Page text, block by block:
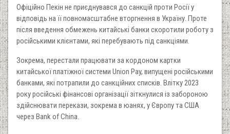
Офіційно Пекін не приєднувався до санкцій проти Росії у
відповідь на її повномасштабне вторгнення в Україну. Проте
після введення обмежень китайські банки скоротили роботу з
російськими клієнтами, які перебувають під санкціями.
Зокрема, перестали працювати за кордоном картки
китайської платіжної системи Union Pay, випущені російськими
банками, які потрапили до санкційних списків. Влітку 2023
року російські фінансові організації зіткнулися із забороною
здійснювати перекази, зокрема в юанях, у Європу та США
через Bank of China.